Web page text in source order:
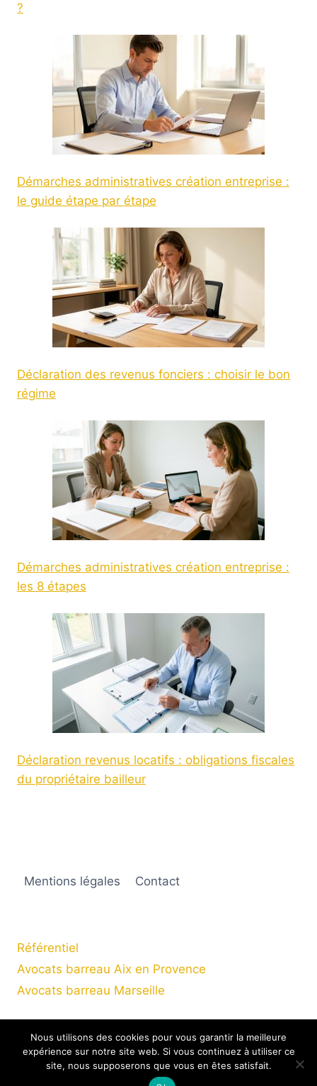
?
Démarches administratives création entreprise :
le guide étape par étape
Déclaration des revenus fonciers : choisir le bon
régime
Démarches administratives création entreprise :
les 8 étapes
Déclaration revenus locatifs : obligations fiscales
du propriétaire bailleur
Mentions légales Contact
Référentiel
Avocats barreau Aix en Provence
Avocats barreau Marseille
© 2026 B - C - A
Nous utilisons des cookies pour vous garantir la meilleure
expérience sur notre site web. Si vous continuez à utiliser ce
site, nous supposerons que vous en êtes satisfait.